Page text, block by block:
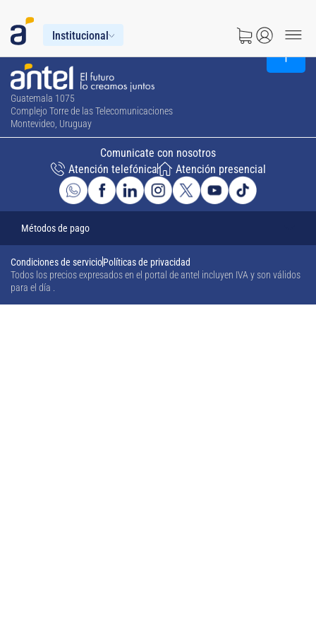
Institucional
Guatemala 1075
Complejo Torre de las Telecomunicaciones
Montevideo, Uruguay
Comunicate con nosotros
Atención telefónica
Atención presencial
Métodos de pago
Todos los precios expresados en el portal de antel incluyen IVA y son válidos
para el día
Condiciones de servicioPolíticas de privacidad